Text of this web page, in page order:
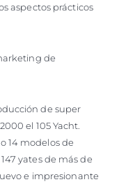
aspectos prácticos
de
de super
el 105 Yacht.
14 modelos de
yates de más de
e impresionante